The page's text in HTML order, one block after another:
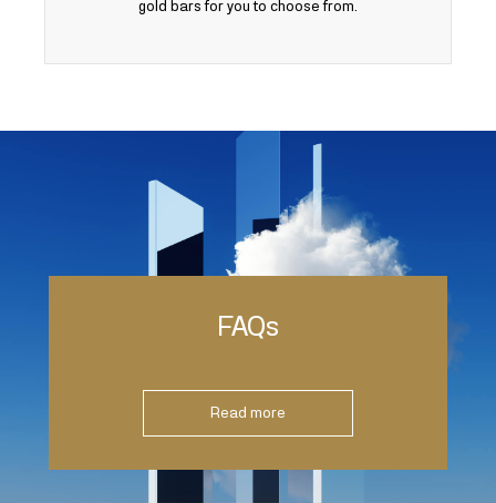
gold bars for you to choose from.
FAQs
Read more